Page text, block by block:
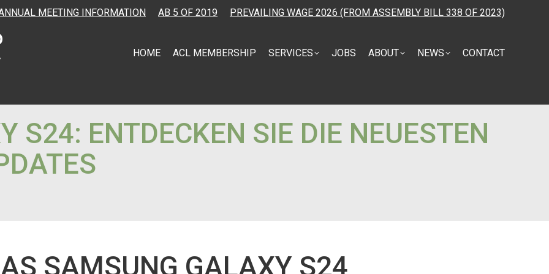
MEETING INFORMATION AB 5 OF 2019 PREVAILING WAGE 2026 (FROM ASSEMBLY BILL 338 OF 2023)
HOME ACL MEMBERSHIP SERVICES JOBS ABOUT NEWS CONTACT
S24: ENTDECKEN SIE DIE NEUESTEN
SAMSUNG GALAXY S24